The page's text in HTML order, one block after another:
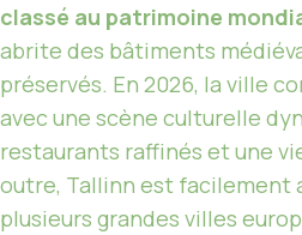
classé au patrimoine
abrite des bâtiments
préservés. En 2026, la ville
avec une scène culturelle
restaurants raffinés et une
outre, Tallinn est facilement
plusieurs grandes villes